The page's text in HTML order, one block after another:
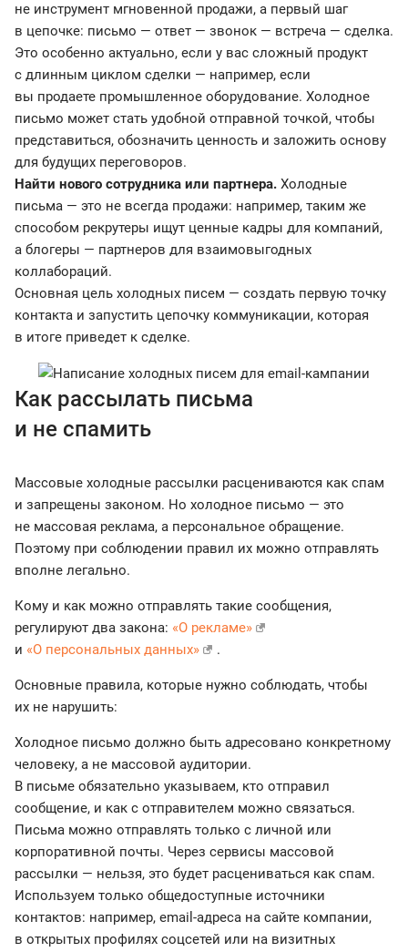
не инструмент мгновенной продажи, а первый шаг
в цепочке: письмо — ответ — звонок — встреча — сделка.
Это особенно актуально, если у вас сложный продукт
с длинным циклом сделки — например, если
вы продаете промышленное оборудование. Холодное
письмо может стать удобной отправной точкой, чтобы
представиться, обозначить ценность и заложить основу
для будущих переговоров.
Найти нового сотрудника или партнера. Холодные
письма — это не всегда продажи: например, таким же
способом рекрутеры ищут ценные кадры для компаний,
а блогеры — партнеров для взаимовыгодных
коллабораций.
Основная цель холодных писем — создать первую точку
контакта и запустить цепочку коммуникации, которая
в итоге приведет к сделке.
Как рассылать письма
и не спамить
Массовые холодные рассылки расцениваются как спам
и запрещены законом. Но холодное письмо — это
не массовая реклама, а персональное обращение.
Поэтому при соблюдении правил их можно отправлять
вполне легально.
Кому и как можно отправлять такие сообщения,
регулируют два закона: «О рекламе»
и «О персональных данных» .
Основные правила, которые нужно соблюдать, чтобы
их не нарушить:
Холодное письмо должно быть адресовано конкретному
человеку, а не массовой аудитории.
В письме обязательно указываем, кто отправил
сообщение, и как с отправителем можно связаться.
Письма можно отправлять только с личной или
корпоративной почты. Через сервисы массовой
рассылки — нельзя, это будет расцениваться как спам.
Используем только общедоступные источники
контактов: например, email-адреса на сайте компании,
в открытых профилях соцсетей или на визитных